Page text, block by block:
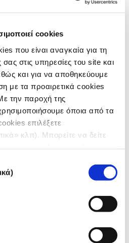
cookies
που είναι αναγκαία για τη
στις υπηρεσίες του site και
και για να αποθηκεύουμε
με τα προαιρετικά cookies
την παροχή της
όποια από τα
επιλέξετε
κλπ). Μπορείτε να δείτε
δημογραφικό
τη στάση των
επιχείρηση
Μεταξύ των ατόμων
9 στους 10 φαίνεται να
στρατιωτική επιχείρηση”.
των 30 ετών, περίπου οι
ότι “δεν
στην ερώτηση.
κλείνει φέτος τα 70 του